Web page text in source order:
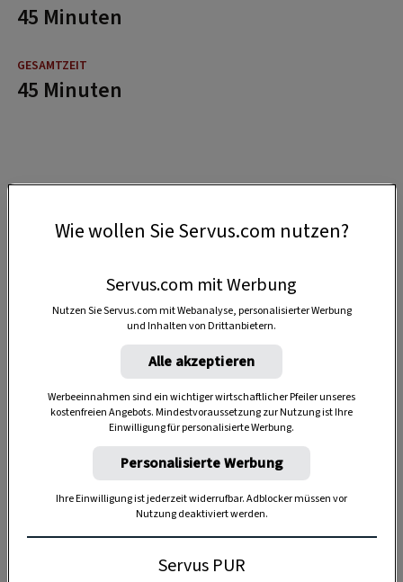
45 Minuten
45 Minuten
Anzeige
Wie wollen Sie Servus.com nutzen?
Servus.com mit Werbung
Nutzen Sie Servus.com mit Webanalyse, personalisierter Werbung
und Inhalten von Drittanbietern.
Alle akzeptieren
Werbeeinnahmen sind ein wichtiger wirtschaftlicher Pfeiler unseres
kostenfreien Angebots. Mindestvoraussetzung zur Nutzung ist Ihre
Einwilligung für personalisierte Werbung.
Personalisierte Werbung
Ihre Einwilligung ist jederzeit widerrufbar. Adblocker müssen vor
Nutzung deaktiviert werden.
Servus PUR